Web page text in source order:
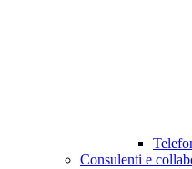
Consulenti e